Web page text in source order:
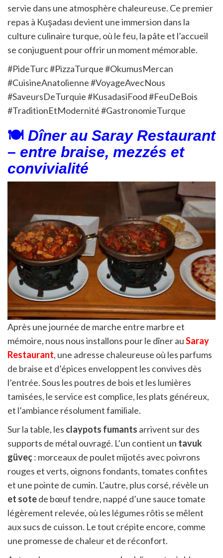
servie dans une atmosphère chaleureuse. Ce premier
repas à Kuşadası devient une immersion dans la
culture culinaire turque, où le feu, la pâte et l’accueil
se conjuguent pour offrir un moment mémorable.
#PideTurc #PizzaTurque #OkumusMercan
#CuisineAnatolienne #VoyageAvecNous
#SaveursDeTurquie #KusadasiFood #FeuDeBois
#TraditionEtModernité #GastronomieTurque
🍽️ Dîner au Saray Restaurant
– entre braise, mezzés et
convivialité
Après une journée de marche entre marbre et
mémoire, nous nous installons pour le dîner auSaray
Restaurant, une adresse chaleureuse où les parfums
de braise et d’épices enveloppent les convives dès
l’entrée. Sous les poutres de bois et les lumières
tamisées, le service est complice, les plats généreux,
et l’ambiance résolument familiale.
Sur la table, les claypots fumants arrivent sur des
supports de métal ouvragé. L’un contient un tavuk
güveç: morceaux de poulet mijotés avec poivrons
rouges et verts, oignons fondants, tomates confites
et une pointe de cumin. L’autre, plus corsé, révèle un
et sotede bœuf tendre, nappé d’une sauce tomate
légèrement relevée, où les légumes rôtis se mêlent
aux sucs de cuisson. Le tout crépite encore, comme
une promesse de chaleur et de réconfort.